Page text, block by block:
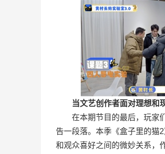
当文艺创作者面对理想和
在本期节目的最后，玩家
告一段落。本季《盒子里的猫
和观众喜好之间的微妙关系，